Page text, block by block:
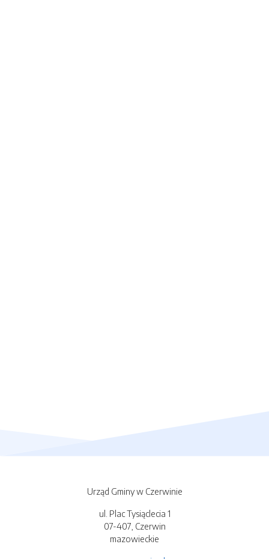
Urząd Gminy w Czerwinie
ul. Plac Tysiąclecia 1
07-407, Czerwin
mazowieckie